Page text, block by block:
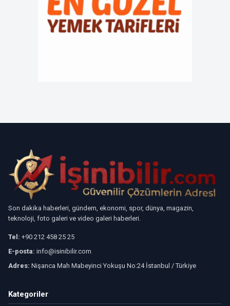
Son dakika haberleri, gündem, ekonomi, spor, dünya, magazin,
teknoloji, foto galeri ve video galeri haberleri.
Tel: +90 212 458 25 25
E-posta: info@isinibilir.com
Adres: Nişanca Mah Mabeyinci Yokuşu No:24 İstanbul / Türkiye
Kategoriler